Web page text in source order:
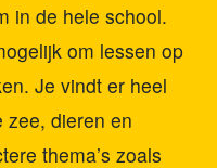
in de hele school.
om lessen op
Je vindt er heel
zee, dieren en
thema’s zoals